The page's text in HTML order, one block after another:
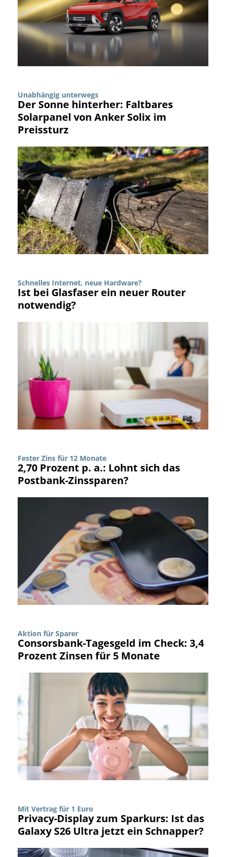
Unabhängig unterwegs
Der Sonne hinterher: Faltbares
Solarpanel von Anker Solix im
Preissturz
Schnelles Internet, neue Hardware?
Ist bei Glasfaser ein neuer Router
notwendig?
Fester Zins für 12 Monate
2,70 Prozent p. a.: Lohnt sich das
Postbank-Zinssparen?
Aktion für Sparer
Consorsbank-Tagesgeld im Check: 3,4
Prozent Zinsen für 5 Monate
Mit Vertrag für 1 Euro
Privacy-Display zum Sparkurs: Ist das
Galaxy S26 Ultra jetzt ein Schnapper?